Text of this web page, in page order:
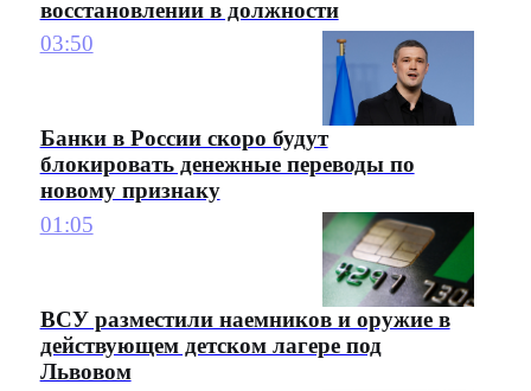
восстановлении в должности
03:50
Банки в России скоро будут
блокировать денежные переводы по
новому признаку
01:05
ВСУ разместили наемников и оружие в
действующем детском лагере под
Львовом